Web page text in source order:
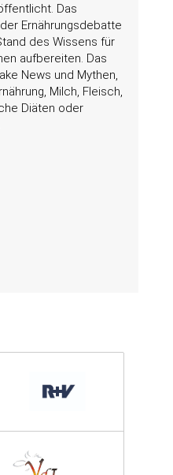
Das
Ernährungsdebatte
des Wissens für
aufbereiten. Das
News und Mythen,
Milch, Fleisch,
Diäten oder